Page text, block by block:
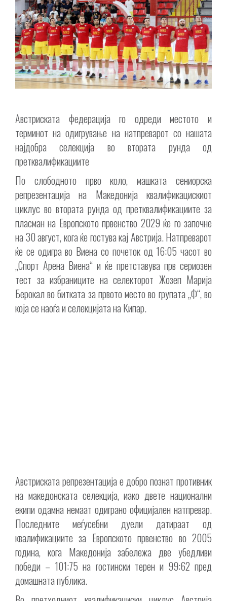
Австриската федерација го одреди местото и
терминот на одигрување на натпреварот со нашата
најдобра селекција во втората рунда од
претквалификациите
По слободното прво коло, машката сениорска
репрезентација на Македонија квалификацискиот
циклус во втората рунда од претквалификациите за
пласман на Европското првенство 2029 ќе го започне
на 30 август, кога ќе гостува кај Австрија. Натпреварот
ќе се одигра во Виена со почеток од 16:05 часот во
„Спорт Арена Виена“ и ќе претставува прв сериозен
тест за избраниците на селекторот Жозеп Марија
Берокал во битката за првото место во групата „Ф“, во
која се наоѓа и селекцијата на Кипар.
Австриската репрезентација е добро познат противник
на македонската селекција, иако двете национални
екипи одамна немаат одиграно официјален натпревар.
Последните меѓусебни дуели датираат од
квалификациите за Европското првенство во 2005
година, кога Македонија забележа две убедливи
победи – 101:75 на гостински терен и 99:62 пред
домашната публика.